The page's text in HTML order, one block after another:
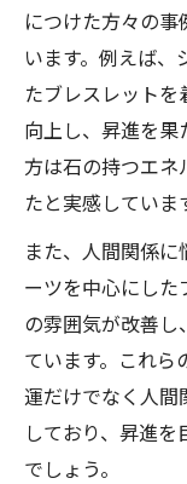
につけた方々の
います。例えば、
たブレスレット
向上し、昇進を果
方は石の持つエネ
たと実感していま
また、人間関係
ーツを中心にし
の雰囲気が改善し
ています。これら
運だけでなく人間
しており、昇進
でしょう。